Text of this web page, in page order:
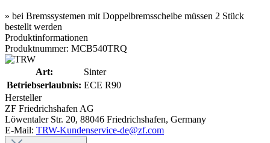
» bei Bremssystemen mit Doppelbremsscheibe müssen 2 Stück
bestellt werden
Produktinformationen
Produktnummer: MCB540TRQ
Art:
Sinter
Betriebserlaubnis: ECE R90
Hersteller
ZF Friedrichshafen AG
Löwentaler Str. 20, 88046 Friedrichshafen, Germany
E-Mail: TRW-Kundenservice-de@zf.com